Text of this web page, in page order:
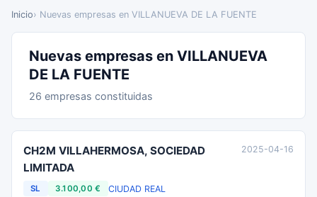
Inicio› Nuevas empresas en VILLANUEVA DE LA FUENTE
Nuevas empresas en VILLANUEVA
DE LA FUENTE
26 empresas constituidas
CH2M VILLAHERMOSA, SOCIEDAD
LIMITADA
SL 3.100,00 €
CIUDAD REAL
2025-04-16